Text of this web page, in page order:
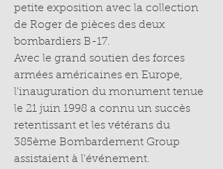
petite exposition avec la collection
de Roger de pièces des deux
bombardiers B-17.
Avec le grand soutien des forces
armées américaines en Europe,
l'inauguration du monument tenue
le 21 juin 1998 a connu un succès
retentissant et les vétérans du
385ème Bombardement Group
assistaient à l'événement.